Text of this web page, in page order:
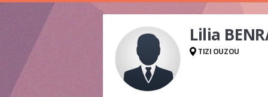
Lilia
TIZI OUZOU